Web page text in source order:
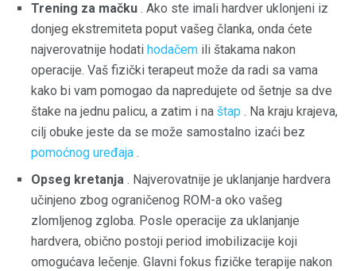
Trening za mačku . Ako ste imali hardver uklonjeni iz
donjeg ekstremiteta poput vašeg članka, onda ćete
najverovatnije hodati hodačem ili štakama nakon
operacije. Vaš fizički terapeut može da radi sa vama
kako bi vam pomogao da napredujete od šetnje sa dve
štake na jednu palicu, a zatim i na štap . Na kraju krajeva,
cilj obuke jeste da se može samostalno izaći bez
pomoćnog uređaja .
Opseg kretanja . Najverovatnije je uklanjanje hardvera
učinjeno zbog ograničenog ROM-a oko vašeg
zlomljenog zgloba. Posle operacije za uklanjanje
hardvera, obično postoji period imobilizacije koji
omogućava lečenje. Glavni fokus fizičke terapije nakon